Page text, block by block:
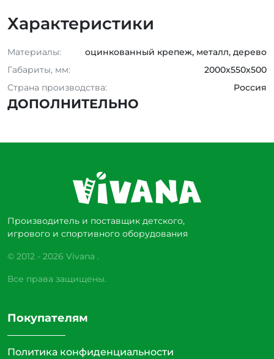
Характеристики
Материалы:
оцинкованный крепеж, металл, дерево
Габариты, мм:
2000x550x500
Страна производства:
Россия
ДОПОЛНИТЕЛЬНО
Производитель и поставщик детского,
игрового и спортивного оборудования
© 2012 - 2026 Vivana .
Все права защищены.
Покупателям
Политика конфиденциальности